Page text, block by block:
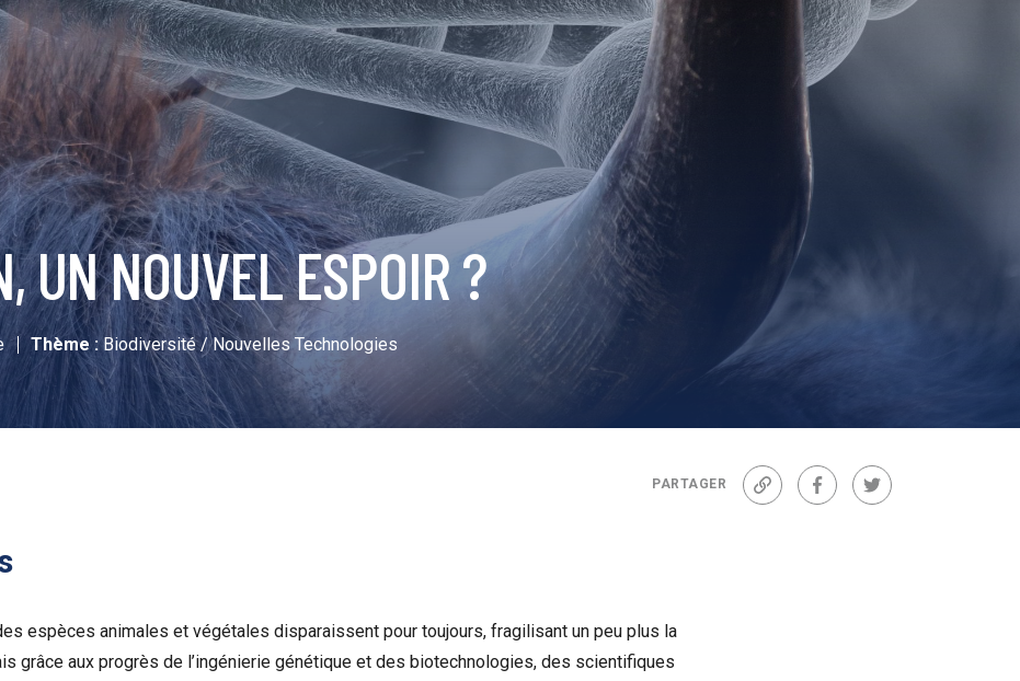
UN NOUVEL ESPOIR ?
Thème :Biodiversité / Nouvelles Technologies
PARTAGER
Lien FacebookTwitter
espèces animales et végétales disparaissent pour toujours, fragilisant un peu plus la
grâce aux progrès de l’ingénierie génétique et des biotechnologies, des scientifiques